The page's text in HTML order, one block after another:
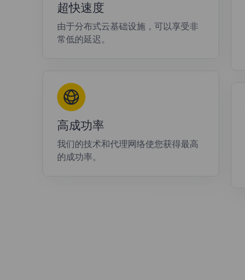
超快速度
由于分布式云基础设施，可以享受非
常低的延迟。
高成功率
我们的技术和代理网络使您获得最高
的成功率。